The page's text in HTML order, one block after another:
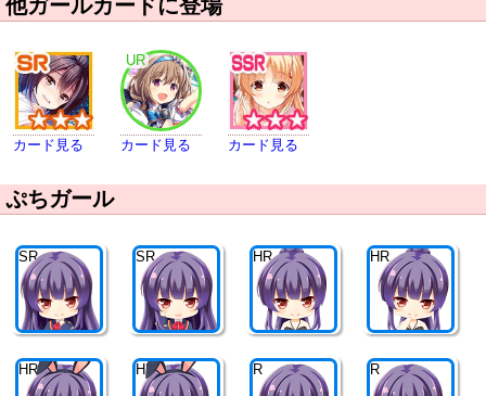
他ガールカードに登場
カード見る
UR
カード見る カード見る
ぷちガール
SR SR HR HR
HR HR R R